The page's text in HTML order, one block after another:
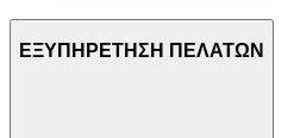
ΕΞΥΠΗΡΕΤΗΣΗ ΠΕΛΑΤΩΝ